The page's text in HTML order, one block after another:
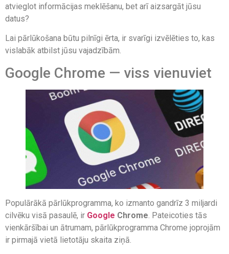
atvieglot informācijas meklēšanu, bet arī aizsargāt jūsu
datus?
Lai pārlūkošana būtu pilnīgi ērta, ir svarīgi izvēlēties to, kas
vislabāk atbilst jūsu vajadzībām.
Google Chrome — viss vienuviet
Populārākā pārlūkprogramma, ko izmanto gandrīz 3 miljardi
cilvēku visā pasaulē, ir Google Chrome . Pateicoties tās
vienkāršībai un ātrumam, pārlūkprogramma Chrome joprojām
ir pirmajā vietā lietotāju skaita ziņā.